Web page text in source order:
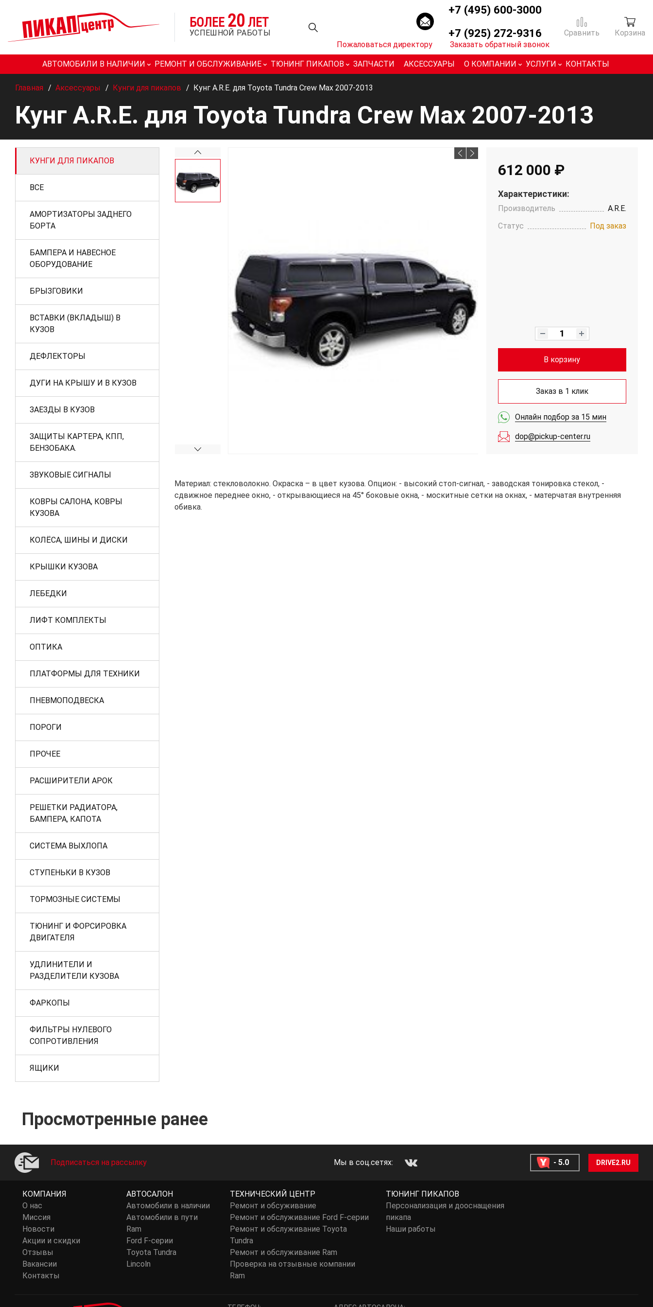
БОЛЕЕ 20 ЛЕТ
УСПЕШНОЙ РАБОТЫ
+7 (495) 600-3000
+7 (925) 272-9316
Пожаловаться директору Заказать обратный звонок
Сравнить Корзина
АВТОМОБИЛИ В НАЛИЧИИ РЕМОНТ И ОБСЛУЖИВАНИЕ ТЮНИНГ ПИКАПОВ ЗАПЧАСТИ АКСЕССУАРЫ О КОМПАНИИ УСЛУГИ КОНТАКТЫ
Главная / Аксессуары / Кунги для пикапов / Кунг A.R.E. для Toyota Tundra Crew Max 2007-2013
Кунг A.R.E. для Toyota Tundra Crew Max 2007-2013
КУНГИ ДЛЯ ПИКАПОВ
ВСЕ
АМОРТИЗАТОРЫ ЗАДНЕГО
БОРТА
БАМПЕРА И НАВЕСНОЕ
ОБОРУДОВАНИЕ
БРЫЗГОВИКИ
ВСТАВКИ (ВКЛАДЫШ) В
КУЗОВ
ДЕФЛЕКТОРЫ
ДУГИ НА КРЫШУ И В КУЗОВ
ЗАЕЗДЫ В КУЗОВ
ЗАЩИТЫ КАРТЕРА, КПП,
БЕНЗОБАКА.
ЗВУКОВЫЕ СИГНАЛЫ
КОВРЫ САЛОНА, КОВРЫ
КУЗОВА
КОЛЁСА, ШИНЫ И ДИСКИ
КРЫШКИ КУЗОВА
ЛЕБЕДКИ
ЛИФТ КОМПЛЕКТЫ
ОПТИКА
ПЛАТФОРМЫ ДЛЯ ТЕХНИКИ
ПНЕВМОПОДВЕСКА
ПОРОГИ
ПРОЧЕЕ
РАСШИРИТЕЛИ АРОК
РЕШЕТКИ РАДИАТОРА,
БАМПЕРА, КАПОТА
СИСТЕМА ВЫХЛОПА
СТУПЕНЬКИ В КУЗОВ
ТОРМОЗНЫЕ СИСТЕМЫ
ТЮНИНГ И ФОРСИРОВКА
ДВИГАТЕЛЯ
УДЛИНИТЕЛИ И
РАЗДЕЛИТЕЛИ КУЗОВА
ФАРКОПЫ
ФИЛЬТРЫ НУЛЕВОГО
СОПРОТИВЛЕНИЯ
ЯЩИКИ
612 000 ₽
Характеристики:
Производитель
A.R.E.
Статус
Под заказ
В корзину
Заказ в 1 клик
Онлайн подбор за 15 мин
dop@pickup-center.ru
Материал: стекловолокно. Окраска – в цвет кузова. Опцион: - высокий стоп-сигнал, - заводская тонировка стекол, -
сдвижное переднее окно, - открывающиеся на 45° боковые окна, - москитные сетки на окнах, - матерчатая внутренняя
обивка.
Просмотренные ранее
Подписаться на рассылку Мы в соц.сетях: - 5.0 DRIVE2.RU
КОМПАНИЯ
О нас
Миссия
Новости
Акции и скидки
Отзывы
Вакансии
Контакты
АВТОСАЛОН
Автомобили в наличии
Автомобили в пути
Ram
Ford F-серии
Toyota Tundra
Lincoln
ТЕХНИЧЕСКИЙ ЦЕНТР
Ремонт и обсуживание
Ремонт и обслуживание Ford F-серии
Ремонт и обслуживание Toyota
Tundra
Ремонт и обслуживание Ram
Проверка на отзывные компании
Ram
ТЮНИНГ ПИКАПОВ
Персонализация и дооснащения
пикапа
Наши работы